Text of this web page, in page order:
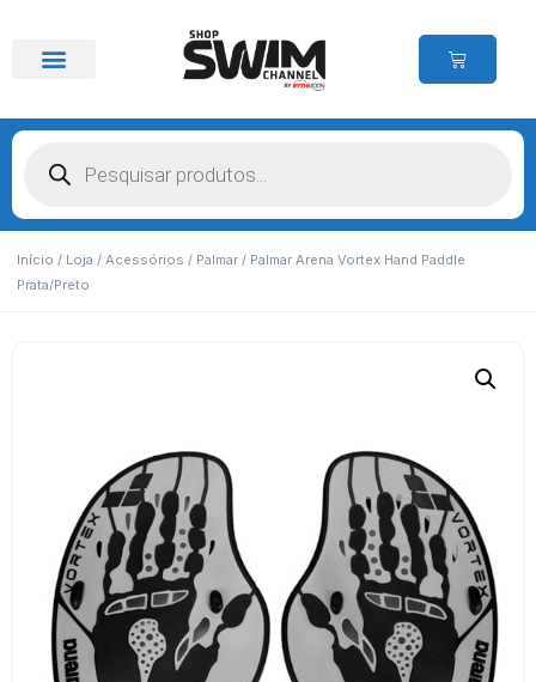
Início / Loja / Acessórios / Palmar / Palmar Arena Vortex Hand Paddle
Prata/Preto